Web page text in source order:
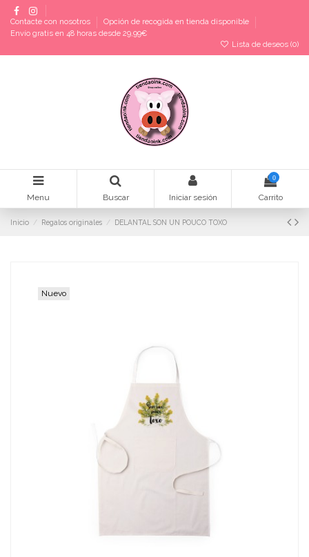
Contacte con nosotros
Opción de recogida en tienda disponible
Envío gratis en 48 horas desde 29,99€
Lista de deseos (0)
Menu Buscar Iniciar sesión
0
Carrito
Inicio Regalos originales DELANTAL SON UN POUCO TOXO
Nuevo